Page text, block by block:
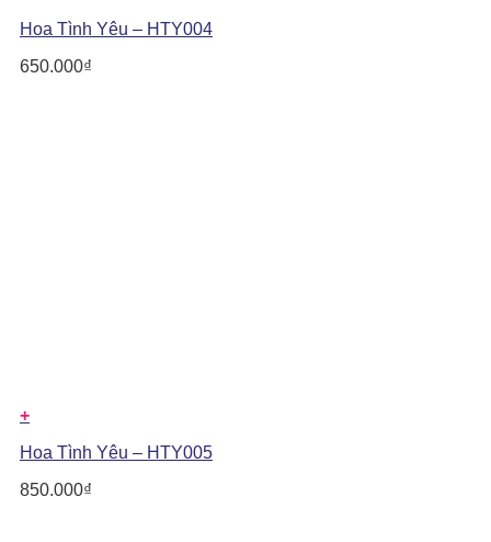
Hoa Tình Yêu – HTY004
650.000₫
+
Hoa Tình Yêu – HTY005
850.000₫